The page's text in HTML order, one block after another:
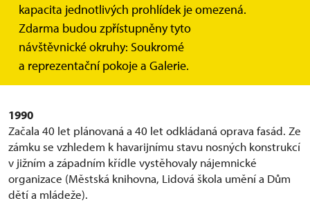
kapacita jednotlivých prohlídek je omezená.
Zdarma budou zpřístupněny tyto
návštěvnické okruhy: Soukromé
a reprezentační pokoje a Galerie.
Po roce 1989 počala velká generální obnova zámku.
Rok po roce zde můžete sledovat jednotlivé stavební,
restaurátorské a reinstalační počiny, díky kterým je
zámek uchován pro příští generace.
1990
Začala 40 let plánovaná a 40 let odkládaná oprava fasád. Ze
zámku se vzhledem k havarijnímu stavu nosných konstrukcí
v jižním a západním křídle vystěhovaly nájemnické
organizace (Městská knihovna, Lidová škola umění a Dům
dětí a mládeže).